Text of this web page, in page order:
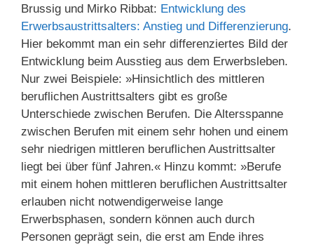
Brussig und Mirko Ribbat: Entwicklung des
Erwerbsaustrittsalters: Anstieg und Differenzierung.
Hier bekommt man ein sehr differenziertes Bild der
Entwicklung beim Ausstieg aus dem Erwerbsleben.
Nur zwei Beispiele: »Hinsichtlich des mittleren
beruflichen Austrittsalters gibt es große
Unterschiede zwischen Berufen. Die Altersspanne
zwischen Berufen mit einem sehr hohen und einem
sehr niedrigen mittleren beruflichen Austrittsalter
liegt bei über fünf Jahren.« Hinzu kommt: »Berufe
mit einem hohen mittleren beruflichen Austrittsalter
erlauben nicht notwendigerweise lange
Erwerbsphasen, sondern können auch durch
Personen geprägt sein, die erst am Ende ihres